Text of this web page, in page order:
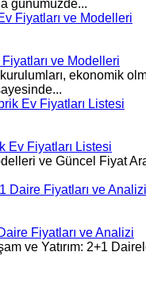
günümüzde...
ve Modelleri
ekonomik
Ev Fiyatları Listesi
ve Güncel Fiyat
Fiyatları ve Analizi
ve Yatırım: 2+1